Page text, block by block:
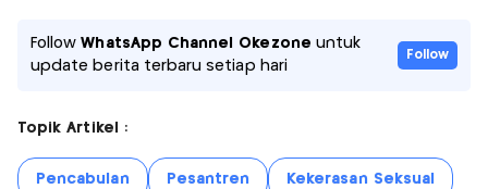
FollowWhatsApp Channel Okezone untuk
update berita terbaru setiap hari
Follow
Topik Artikel :
Pencabulan Pesantren Kekerasan Seksual